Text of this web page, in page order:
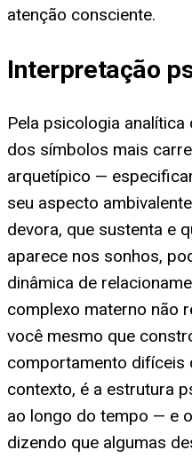
atenção consciente.
Interpretação
Pela psicologia analítica
dos símbolos mais
arquetípico —
seu aspecto
devora, que sustenta e
aparece nos sonhos,
dinâmica de
complexo materno não
você mesmo que
comportamento difíceis
contexto, é a estrutura
ao longo do tempo — e
dizendo que algumas